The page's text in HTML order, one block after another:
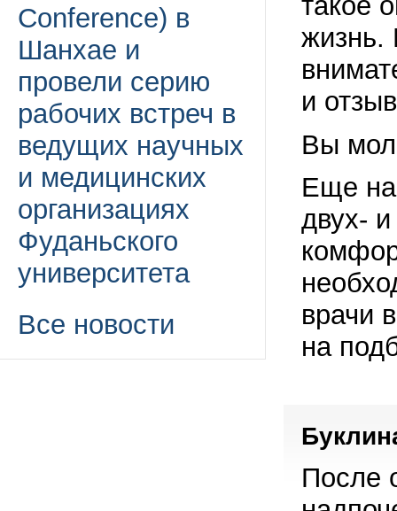
Conference) в
Шанхае и
провели серию
рабочих встреч в
ведущих научных
и медицинских
организациях
Фуданьского
университета
Все новости
жизнь.
и
Вы
Еще
двух-
врачи
на
После